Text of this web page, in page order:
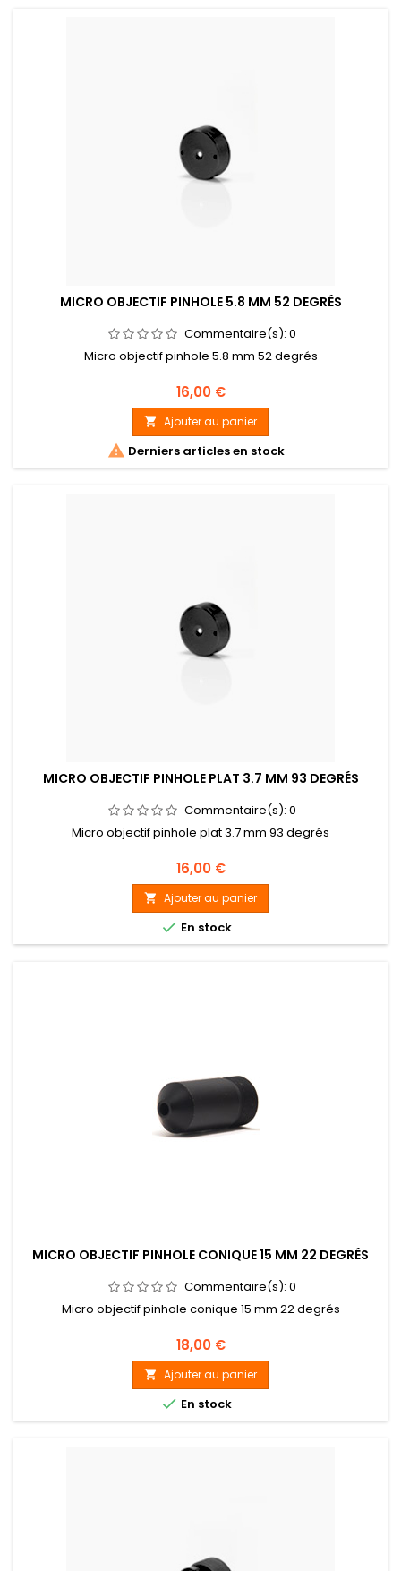
MICRO OBJECTIF PINHOLE 5.8 MM 52 DEGRÉS
Commentaire(s): 0
Micro objectif pinhole 5.8 mm 52 degrés
Prix
16,00 €
 Ajouter au panier
 Derniers articles en stock
MICRO OBJECTIF PINHOLE PLAT 3.7 MM 93 DEGRÉS
Commentaire(s): 0
Micro objectif pinhole plat 3.7 mm 93 degrés
Prix
16,00 €
 Ajouter au panier
 En stock
MICRO OBJECTIF PINHOLE CONIQUE 15 MM 22 DEGRÉS
Commentaire(s): 0
Micro objectif pinhole conique 15 mm 22 degrés
Prix
18,00 €
 Ajouter au panier
 En stock